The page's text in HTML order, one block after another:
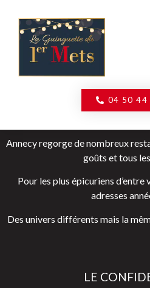
04 50 44
Annecy regorge de nombreux
goûts et tous
Pour les plus épicuriens
adresses
Des univers différents mais la
LE